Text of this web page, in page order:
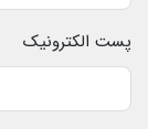
پست الکترونیک